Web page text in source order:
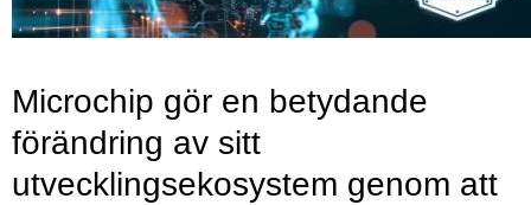
Microchip gör en betydande
förändring av sitt
utvecklingsekosystem genom att